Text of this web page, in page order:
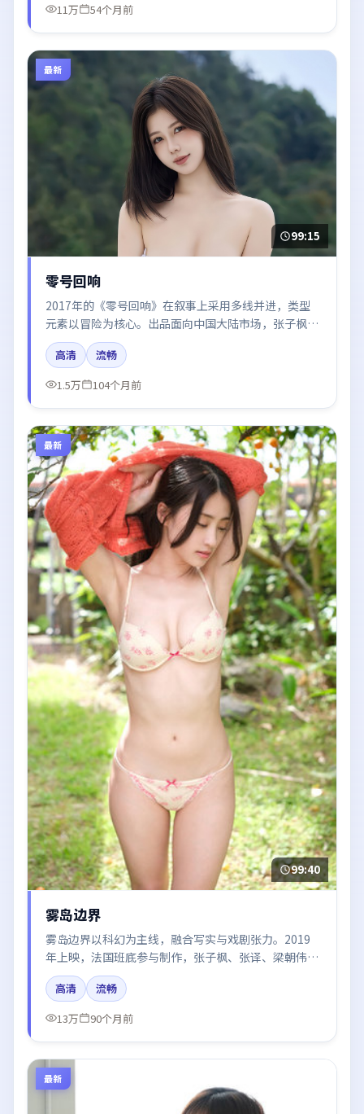
11万
54个月前
最新
99:15
零号回响
2017年的《零号回响》在叙事上采用多线并进，类型
元素以冒险为核心。出品面向中国大陆市场，张子枫、
张译、肖战所饰角色推动关键反转，结尾留白引发讨
论。
高清
流畅
1.5万
104个月前
最新
99:40
雾岛边界
雾岛边界以科幻为主线，融合写实与戏剧张力。2019
年上映，法国班底参与制作，张子枫、张译、梁朝伟、
汤唯、肖战在片中呈现细腻表演，影像风格统一，配乐
与剪辑强化了情绪曲线。
高清
流畅
13万
90个月前
最新